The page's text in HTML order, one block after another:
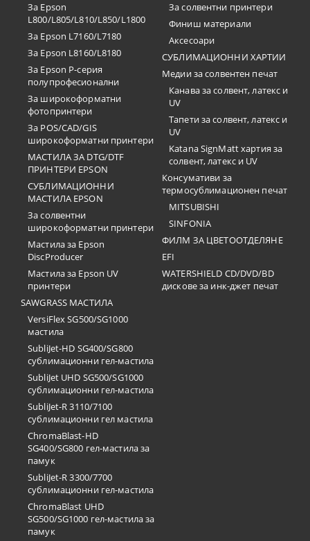
За Epson
L800/L805/L810/L850/L1800
За Epson L7160/L7180
За Epson L8160/L8180
За Epson P-серия
полупрофесионални
За широкоформатни
фотопринтери
За POS/CAD/GIS
широкоформатни принтери
МАСТИЛА ЗА DTG/DTF
ПРИНТЕРИ EPSON
СУБЛИМАЦИОННИ
МАСТИЛА EPSON
За солвентни
широкоформатни принтери
Мастила за Epson
DiscProducer
Мастила за Epson UV
принтери
SAWGRASS МАСТИЛА
VersiFlex SG500/SG1000
мастила
SubliJet-HD SG400/SG800
сублимационни гел-мастила
SubliJet UHD SG500/SG1000
сублимационни гел-мастила
SubliJet-R 3110/7100
сублимационни гел мастила
ChromaBlast-HD
SG400/SG800 гел-мастила за
памук
SubliJet-R 3300/7700
сублимационни гел-мастила
ChromaBlast UHD
SG500/SG1000 гел-мастила за
памук
За солвентни принтери
Финиш материали
Аксесоари
СУБЛИМАЦИОННИ ХАРТИИ
Медии за солвентен печат
Канава за солвент, латекс и
UV
Тапети за солвент, латекс и
UV
Katana SignMatt хартия за
солвент, латекс и UV
Консумативи за
термосублимационен печат
MITSUBISHI
SINFONIA
ФИЛМ ЗА ЦВЕТООТДЕЛЯНЕ
EFI
WATERSHIELD CD/DVD/BD
дискове за инк-джет печат